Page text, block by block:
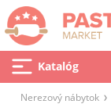
Katalóg
Nerezový nábytok